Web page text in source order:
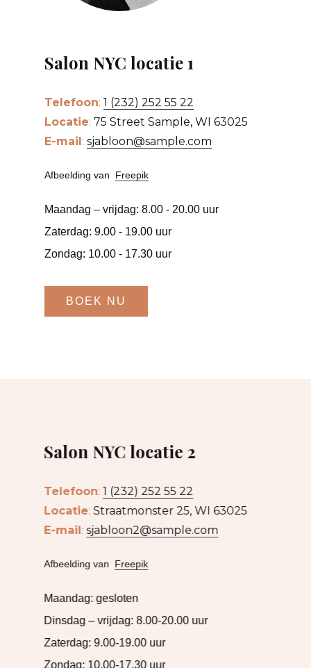
Salon NYC locatie 1
Telefoon: 1 (232) 252 55 22
Locatie: 75 Street Sample, WI 63025
E-mail: sjabloon@sample.com
Afbeelding van Freepik
Maandag – vrijdag: 8.00 - 20.00 uur
Zaterdag: 9.00 - 19.00 uur
Zondag: 10.00 - 17.30 uur
BOEK NU
Salon NYC locatie 2
Telefoon: 1 (232) 252 55 22
Locatie: Straatmonster 25, WI 63025
E-mail: sjabloon2@sample.com
Afbeelding van Freepik
Maandag: gesloten
Dinsdag – vrijdag: 8.00-20.00 uur
Zaterdag: 9.00-19.00 uur
Zondag: 10.00-17.30 uur